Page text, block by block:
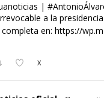
|
a la
en: https://
X